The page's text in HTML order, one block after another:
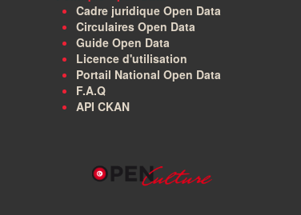
Cadre juridique Open Data
Circulaires Open Data
Guide Open Data
Licence d'utilisation
Portail National Open Data
F.A.Q
API CKAN